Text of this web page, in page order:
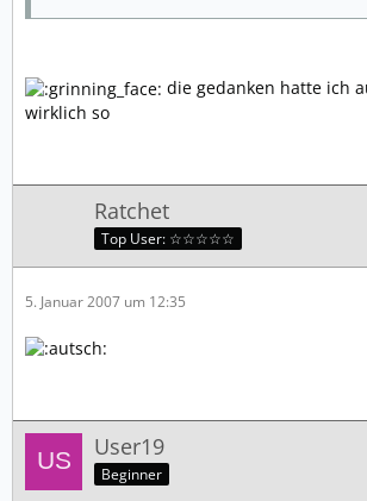
die gedanken hatte ich
wirklich so
Ratchet
Top User: ☆☆☆☆☆
5. Januar 2007 um 12:35
User19
Beginner